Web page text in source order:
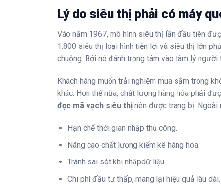
Lý do siêu thị phải có máy
Vào năm 1967, mô hình siêu thị lần đầu tiên
1.800 siêu thị loại hình tiện lợi và siêu thị lớn
chuộng. Bởi nó đánh trọng tâm vào tâm lý người
Khách hàng muốn trải nghiệm mua sắm trong
khác. Hơn thế nữa, chất lượng hàng hóa phải
đọc mã vạch siêu thị nên được trang bị. Ngoài
Hạn chế thời gian nhập thủ công.
Nâng cao chất lượng kiểm kê hàng hóa.
Tránh sai sót khi nhậpdữ liệu.
Chi phí đầu tư thấp, mang lại hiệu quả lâu dài.